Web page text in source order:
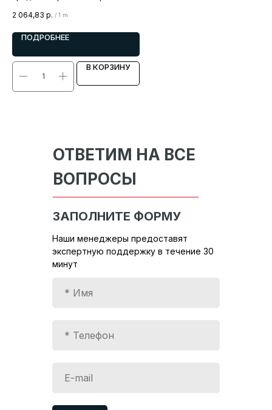
2 064,83 р. / 1 m
ПОДРОБНЕЕ
В КОРЗИНУ
ОТВЕТИМ НА ВСЕ
ВОПРОСЫ
Наши менеджеры предоставят
экспертную поддержку в течение 30
минут
ЗАПОЛНИТЕ ФОРМУ